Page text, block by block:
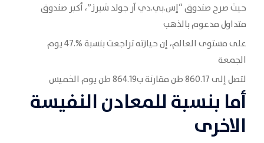
حيث صرح صندوق “إس.بي.دي آر جولد شيرز”، أكبر صندوق
متداول مدعوم بالذهب
على مستوى العالم، إن حيازته تراجعت بنسبة %.47 يوم
الجمعة
لتصل إلى 860.17 طن مقارنة ب864.19 طن يوم الخميس
أما بنسبة للمعادن النفيسة
الاخرى